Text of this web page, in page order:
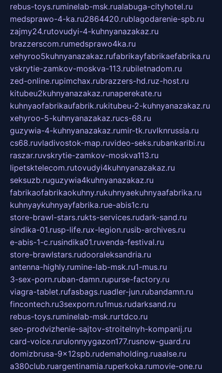
rebus-toys.ruminelab-msk.rualabuga-cityhotel.ru
medsprawo-4-ka.ru2864420.rublagodarenie-spb.ru
zajmy24.rutovudyi-4-kuhnyanazakaz.ru
brazzerscom.rumedsprawo4ka.ru
xehyroo5kuhnyanazakaz.rufabrikayfabrikaefabrika.ru
vskrytie-zamkov-moskva-113.rubiletnadom.ru
zed-online.rupimchax.rubrazzers-hd.ruz-host.ru
kitubeu2kuhnyanazakaz.runaperekate.ru
kuhnyaofabrikaufabrik.rukitubeu-2-kuhnyanazakaz.ru
xehyroo-5-kuhnyanazakaz.rucs-68.ru
guzywia-4-kuhnyanazakaz.rumir-tk.ruvlknrussia.ru
cs68.ruvladivostok-map.ruvideo-seks.rubankaribi.ru
raszar.ruvskrytie-zamkov-moskva113.ru
lipetsktelecom.rutovudyi4kuhnyanazakaz.ru
seksuzb.ruguzywia4kuhnyanazakaz.ru
fabrikaofabrikaokuhny.rukuhnyaekuhnyaafabrika.ru
kuhnyaykuhnyayfabrika.rue-abis1c.ru
store-brawl-stars.rukts-services.rudark-sand.ru
sindika-01.rusp-life.rux-legion.rusib-archives.ru
e-abis-1-c.rusindika01.ruvenda-festival.ru
store-brawlstars.rudooraleksandria.ru
antenna-highly.rumine-lab-msk.ru1-mus.ru
3-sex-porn.ruban-damn.rupurse-factory.ru
viagra-tablet.rufasbags.ruadler-jun.rubandamn.ru
fincontech.ru3sexporn.ru1mus.rudarksand.ru
rebus-toys.ruminelab-msk.rurtdco.ru
seo-prodvizhenie-sajtov-stroitelnyh-kompanij.ru
card-voice.rurulonnyygazon177.rusnow-guard.ru
domizbrusa-9x12spb.rudemaholding.ruaalse.ru
a380club.ruargentinamia.ruperkoka.rumovie-one.ru